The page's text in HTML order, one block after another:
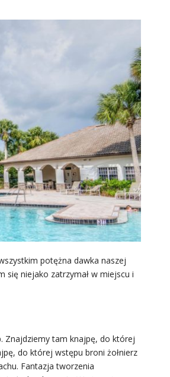
potężna dawka naszej
się niejako zatrzymał w miejscu i
Znajdziemy tam knajpę, do której
do której wstępu broni żołnierz
Fantazja tworzenia